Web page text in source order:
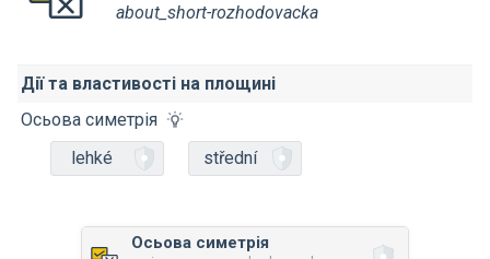
about_short-rozhodovacka
Дії та властивості на площині
Осьова симетрія
lehké
střední
Осьова симетрія